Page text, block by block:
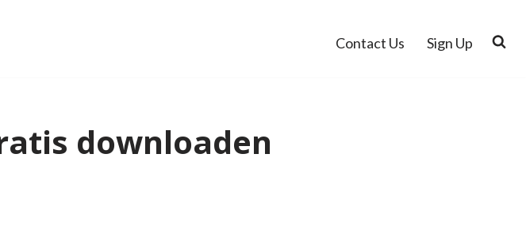
Contact Us Sign Up
downloaden